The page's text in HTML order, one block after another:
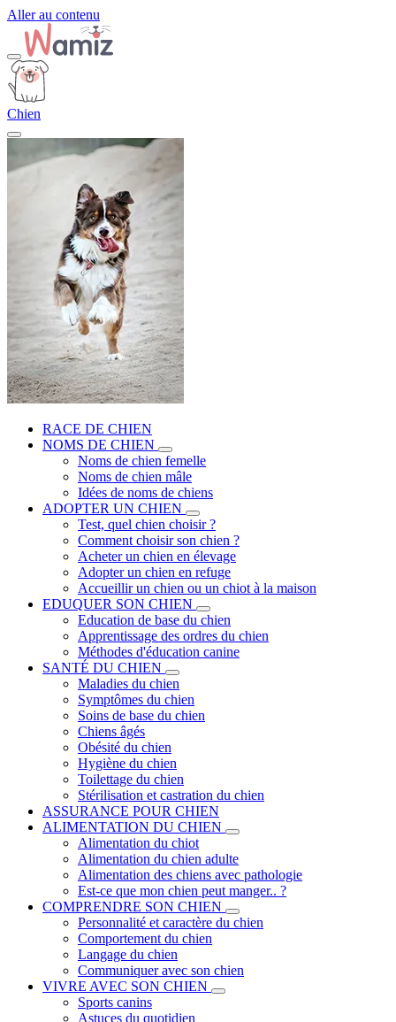
Aller au contenu
Chien
RACE DE CHIEN
NOMS DE CHIEN
Noms de chien femelle
Noms de chien mâle
Idées de noms de chiens
ADOPTER UN CHIEN
Test, quel chien choisir ?
Comment choisir son chien ?
Acheter un chien en élevage
Adopter un chien en refuge
Accueillir un chien ou un chiot à la maison
EDUQUER SON CHIEN
Education de base du chien
Apprentissage des ordres du chien
Méthodes d'éducation canine
SANTÉ DU CHIEN
Maladies du chien
Symptômes du chien
Soins de base du chien
Chiens âgés
Obésité du chien
Hygiène du chien
Toilettage du chien
Stérilisation et castration du chien
ASSURANCE POUR CHIEN
ALIMENTATION DU CHIEN
Alimentation du chiot
Alimentation du chien adulte
Alimentation des chiens avec pathologie
Est-ce que mon chien peut manger.. ?
COMPRENDRE SON CHIEN
Personnalité et caractère du chien
Comportement du chien
Langage du chien
Communiquer avec son chien
VIVRE AVEC SON CHIEN
Sports canins
Astuces du quotidien